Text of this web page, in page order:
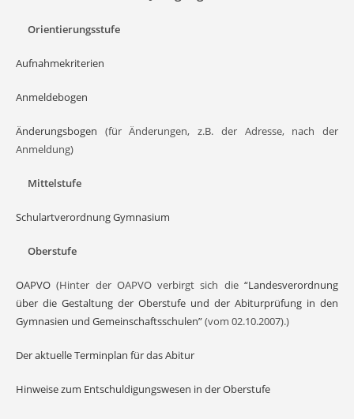
Orientierungsstufe
Aufnahmekriterien
Anmeldebogen
Änderungsbogen (für Änderungen, z.B. der Adresse, nach der
Anmeldung)
Mittelstufe
Schulartverordnung Gymnasium
Oberstufe
OAPVO (Hinter der OAPVO verbirgt sich die “Landesverordnung
über die Gestaltung der Oberstufe und der Abiturprüfung in den
Gymnasien und Gemeinschaftsschulen”(vom 02.10.2007).)
Der aktuelle Terminplan für das Abitur
Hinweise zum Entschuldigungswesen in der Oberstufe